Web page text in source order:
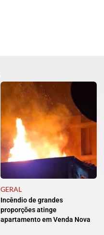
GERAL
Incêndio de grandes
proporções atinge
apartamento em Venda Nova